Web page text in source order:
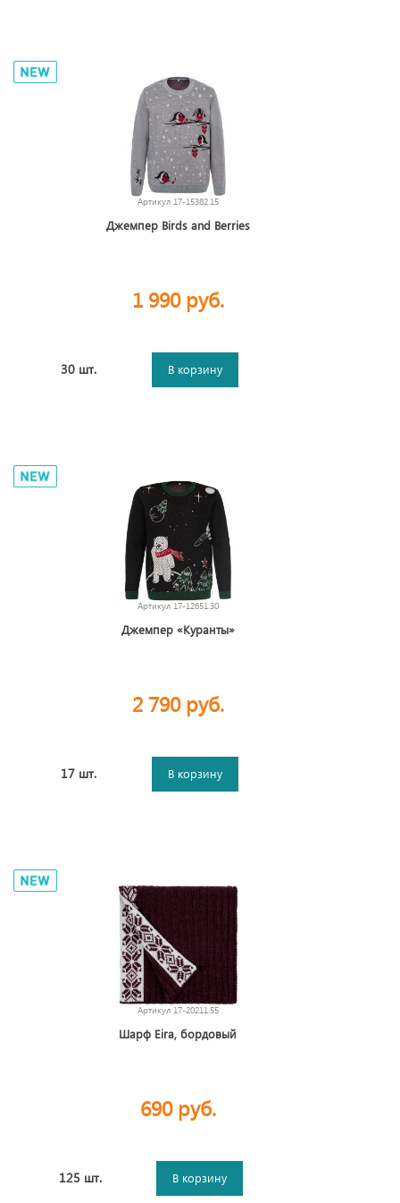
Артикул 17-15382.15
Джемпер Birds and Berries
1 990 руб.
30 шт. В корзину
Артикул 17-12651.30
Джемпер «Куранты»
2 790 руб.
17 шт. В корзину
Артикул 17-20211.55
Шарф Eira, бордовый
690 руб.
125 шт. В корзину